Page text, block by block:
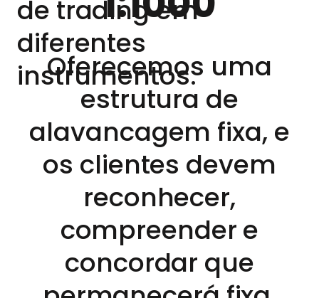
de trading em
diferentes
instrumentos.
Oferecemos uma
estrutura de
alavancagem fixa, e
os clientes devem
reconhecer,
compreender e
concordar que